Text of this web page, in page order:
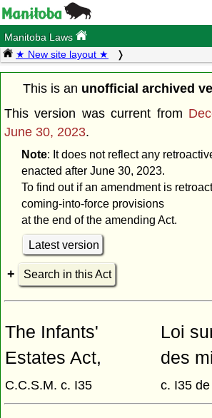
Manitoba Laws
★ New site layout ★
This is an unofficial archived
This version was current from
June 30, 2023.
Note: It does not reflect any
enacted after June 30, 2023.
To find out if an amendment is
coming-into-force provisions
at the end of the amending Act.
Latest version
Search in this Act
The Infants'
Estates Act,
C.C.S.M. c. I35
Loi
des
c. I35